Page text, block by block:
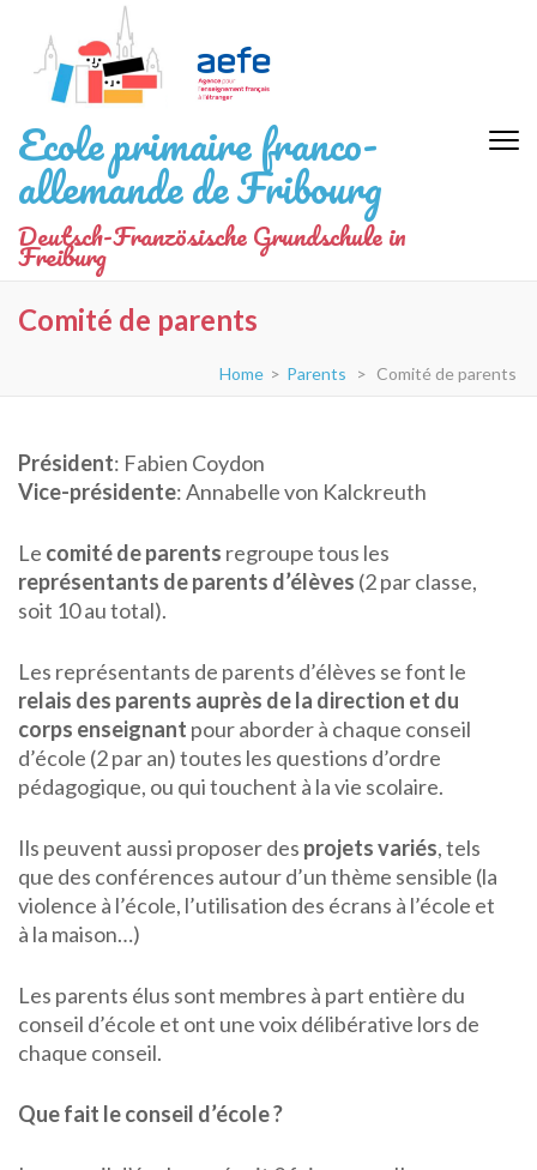
contenu
(Pressez
Entrée)
Ecole primaire franco-
allemande de Fribourg
Deutsch-Französische Grundschule in
Freiburg
Comité de parents
Home > Parents > Comité de parents
Président: Fabien Coydon
Vice-présidente: Annabelle von Kalckreuth
Le comité de parents regroupe tous les
représentants de parents d’élèves (2 par classe,
soit 10 au total).
Les représentants de parents d’élèves se font le
relais des parents auprès de la direction et du
corps enseignant pour aborder à chaque conseil
d’école (2 par an) toutes les questions d’ordre
pédagogique, ou qui touchent à la vie scolaire.
Ils peuvent aussi proposer des projets variés, tels
que des conférences autour d’un thème sensible (la
violence à l’école, l’utilisation des écrans à l’école et
à la maison…)
Les parents élus sont membres à part entière du
conseil d’école et ont une voix délibérative lors de
chaque conseil.
Que fait le conseil d’école ?